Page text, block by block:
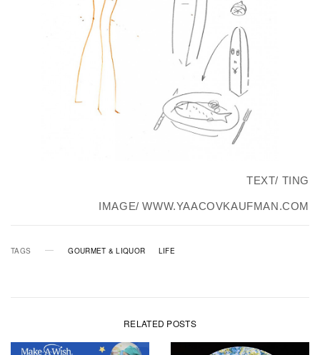
TEXT/ TING
IMAGE/ WWW.YAACOVKAUFMAN.COM
TAGS GOURMET & LIQUOR LIFE
RELATED POSTS